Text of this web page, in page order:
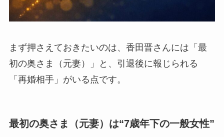
まず押さえておきたいのは、香田晋さんには「最
初の奥さま（元妻）」と、引退後に報じられる
「再婚相手」がいる点です。
最初の奥さま（元妻）は“7歳年下の一般女性”